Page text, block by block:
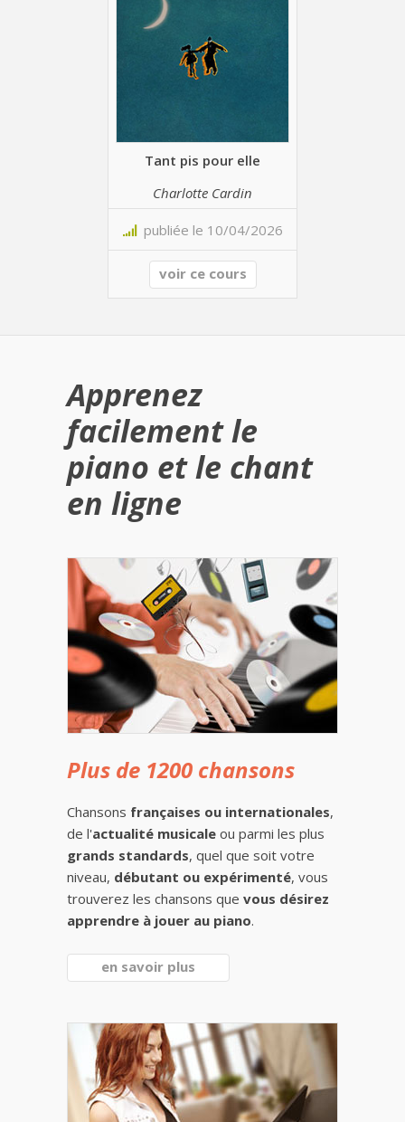
Tant pis pour elle
Charlotte Cardin
publiée le 10/04/2026
voir ce cours
Apprenez
facilement le
piano et le chant
en ligne
Plus de 1200 chansons
Chansons françaises ou internationales,
de l'actualité musicale ou parmi les plus
grands standards, quel que soit votre
niveau, débutant ou expérimenté, vous
trouverez les chansons que vous désirez
apprendre à jouer au piano.
en savoir plus